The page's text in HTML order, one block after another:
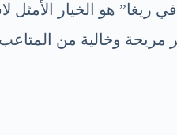
وخالية من المتاعب.